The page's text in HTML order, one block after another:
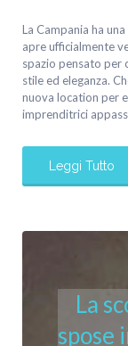
La Campania ha
apre ufficialmente
spazio pensato per
stile ed eleganza.
nuova location per
imprenditrici
Leggi Tutto
La
spose